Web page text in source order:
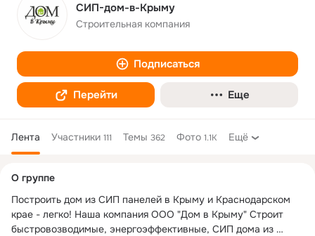
СИП-дом-в-Крыму
Строительная компания
Подписаться
Перейти Еще
Лента Участники 111 Темы 362 Фото 1.1K Ещё
колонка
О группе
Построить дом из СИП панелей в Крыму и Краснодарском
крае - легко! Наша компания ООО "Дом в Крыму" Строит
быстровозводимые, энергоэффективные, СИП дома из